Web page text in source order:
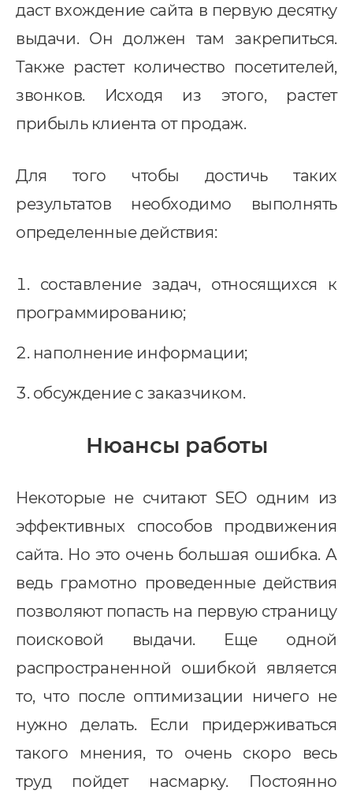
разработка
Система управления
CRM
CRM
маркетинг
даст вхождение сайта в первую десятку
выдачи. Он должен там закрепиться.
Также растет количество посетителей,
звонков. Исходя из этого, растет
прибыль клиента от продаж.
Для того чтобы достичь таких
результатов необходимо выполнять
определенные действия:
составление задач, относящихся к
программированию;
наполнение информации;
обсуждение с заказчиком.
Нюансы работы
Некоторые не считают SEO одним из
эффективных способов продвижения
сайта. Но это очень большая ошибка. А
ведь грамотно проведенные действия
позволяют попасть на первую страницу
поисковой выдачи. Еще одной
распространенной ошибкой является
то, что после оптимизации ничего не
нужно делать. Если придерживаться
такого мнения, то очень скоро весь
труд пойдет насмарку. Постоянно